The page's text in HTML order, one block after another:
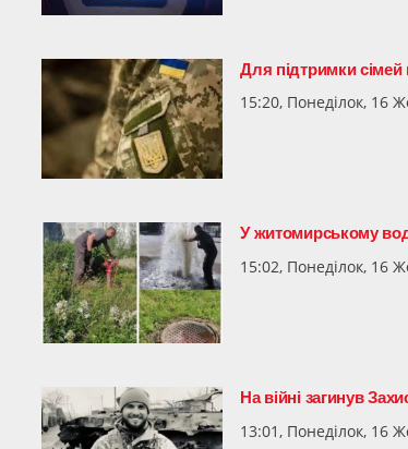
Для підтримки сімей
15:20, Понеділок, 16
У житомирському
15:02, Понеділок, 16
На війні загинув
13:01, Понеділок, 16